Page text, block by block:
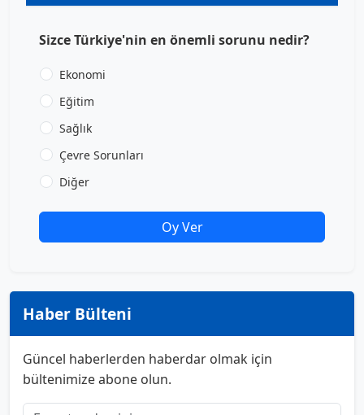
Sizce Türkiye'nin en önemli sorunu nedir?
Ekonomi
Eğitim
Sağlık
Çevre Sorunları
Diğer
Oy Ver
Haber Bülteni
Güncel haberlerden haberdar olmak için
bültenimize abone olun.